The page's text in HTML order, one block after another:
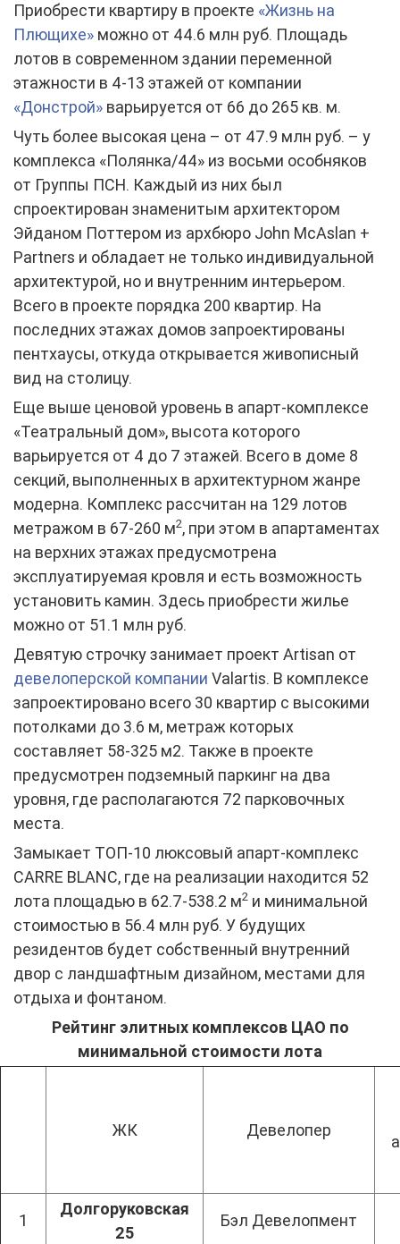
Приобрести квартиру в проекте «Жизнь на
Плющихе» можно от 44.6 млн руб. Площадь
лотов в современном здании переменной
этажности в 4-13 этажей от компании
«Донстрой» варьируется от 66 до 265 кв. м.
Чуть более высокая цена – от 47.9 млн руб. – у
комплекса «Полянка/44» из восьми особняков
от Группы ПСН. Каждый из них был
спроектирован знаменитым архитектором
Эйданом Поттером из архбюро John McAslan +
Partners и обладает не только индивидуальной
архитектурой, но и внутренним интерьером.
Всего в проекте порядка 200 квартир. На
последних этажах домов запроектированы
пентхаусы, откуда открывается живописный
вид на столицу.
Еще выше ценовой уровень в апарт-комплексе
«Театральный дом», высота которого
варьируется от 4 до 7 этажей. Всего в доме 8
секций, выполненных в архитектурном жанре
модерна. Комплекс рассчитан на 129 лотов
метражом в 67-260 м2, при этом в апартаментах
на верхних этажах предусмотрена
эксплуатируемая кровля и есть возможность
установить камин. Здесь приобрести жилье
можно от 51.1 млн руб.
Девятую строчку занимает проект Artisan от
девелоперской компании Valartis. В комплексе
запроектировано всего 30 квартир с высокими
потолками до 3.6 м, метраж которых
составляет 58-325 м2. Также в проекте
предусмотрен подземный паркинг на два
уровня, где располагаются 72 парковочных
места.
Замыкает ТОП-10 люксовый апарт-комплекс
CARRE BLANC, где на реализации находится 52
лота площадью в 62.7-538.2 м2 и минимальной
стоимостью в 56.4 млн руб. У будущих
резидентов будет собственный внутренний
двор с ландшафтным дизайном, местами для
отдыха и фонтаном.
Рейтинг элитных комплексов ЦАО по
минимальной стоимости лота
ЖК Девелопер
1
Долгоруковская
25
Бэл Девелопмент